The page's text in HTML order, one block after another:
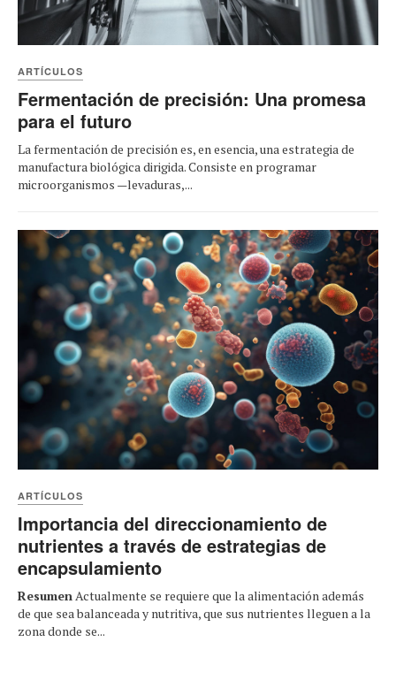
ARTÍCULOS
Fermentación de precisión: Una promesa
para el futuro
La fermentación de precisión es, en esencia, una estrategia de
manufactura biológica dirigida. Consiste en programar
microorganismos —levaduras,...
ARTÍCULOS
Importancia del direccionamiento de
nutrientes a través de estrategias de
encapsulamiento
ResumenActualmente se requiere que la alimentación además
de que sea balanceada y nutritiva, que sus nutrientes lleguen a la
zona donde se...